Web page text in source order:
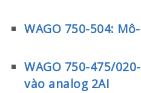
WAGO 750-504:
WAGO 750-475/
vào analog 2AI